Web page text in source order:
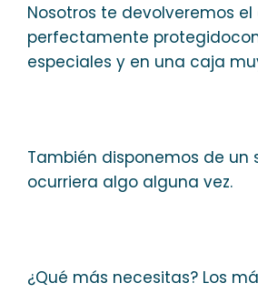
Nosotros te devolveremos
perfectamente
especiales y en una caja
También disponemos de un
ocurriera algo alguna vez.
¿Qué más necesitas? Los